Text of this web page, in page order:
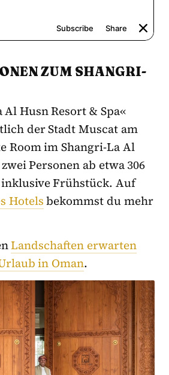
ZUM SHANGRI-
Al Husn Resort & Spa«
der Stadt Muscat am
Room im Shangri-La Al
Personen ab etwa 306
Frühstück. Auf
Hotelsbekommst du mehr
Landschaften erwarten
in Oman.